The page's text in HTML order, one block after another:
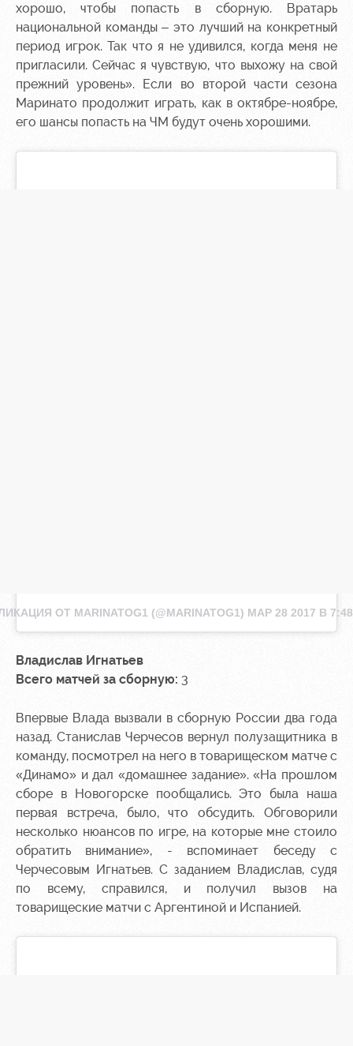
хорошо, чтобы попасть в сборную. Вратарь
национальной команды – это лучший на конкретный
период игрок. Так что я не удивился, когда меня не
пригласили. Сейчас я чувствую, что выхожу на свой
прежний уровень». Если во второй части сезона
Маринато продолжит играть, как в октябре-ноябре,
его шансы попасть на ЧМ будут очень хорошими.
ОТ MARINATOG1 (@MARINATOG1) МАР 28 2017 В
Владислав Игнатьев
Всего матчей за сборную: 3
Впервые Влада вызвали в сборную России два года
назад. Станислав Черчесов вернул полузащитника в
команду, посмотрел на него в товарищеском матче с
«Динамо» и дал «домашнее задание». «На прошлом
сборе в Новогорске пообщались. Это была наша
первая встреча, было, что обсудить. Обговорили
несколько нюансов по игре, на которые мне стоило
обратить внимание», - вспоминает беседу с
Черчесовым Игнатьев. С заданием Владислав, судя
по всему, справился, и получил вызов на
товарищеские матчи с Аргентиной и Испанией.